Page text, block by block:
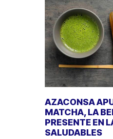
AZACONSA
MATCHA, LA
PRESENTE EN
SALUDABLES